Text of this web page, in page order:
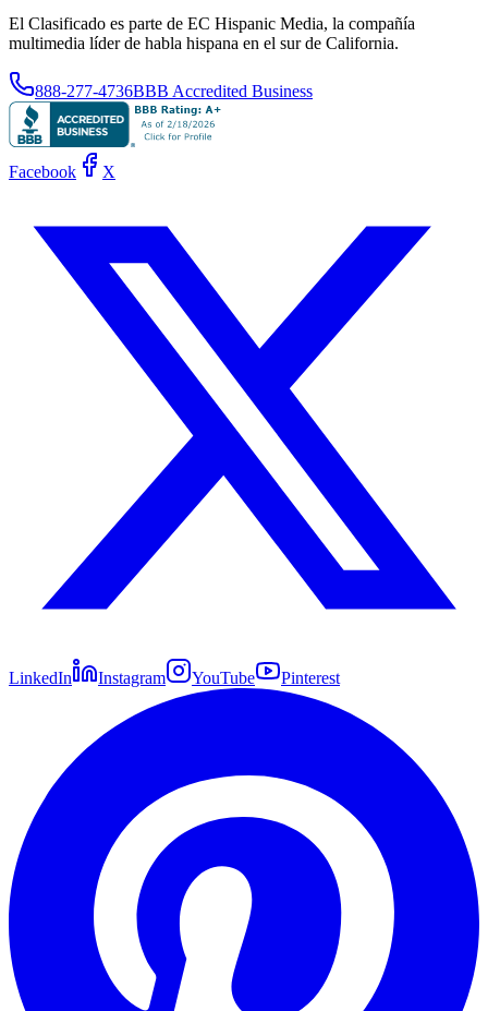
El Clasificado es parte de EC Hispanic Media, la compañía
multimedia líder de habla hispana en el sur de California.
888-277-4736BBB Accredited Business
Facebook X
LinkedIn Instagram YouTube Pinterest